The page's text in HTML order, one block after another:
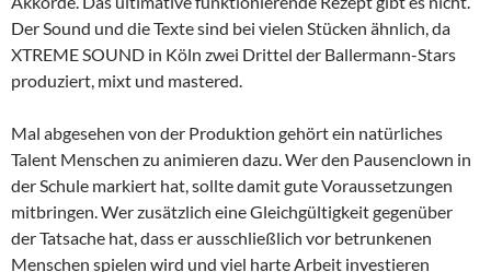
Der Sound und die Texte sind bei vielen Stücken ähnlich, da
XTREME SOUND in Köln zwei Drittel der Ballermann-Stars
produziert, mixt und mastered.
Mal abgesehen von der Produktion gehört ein natürliches
Talent Menschen zu animieren dazu. Wer den Pausenclown in
der Schule markiert hat, sollte damit gute Voraussetzungen
mitbringen. Wer zusätzlich eine Gleichgültigkeit gegenüber
der Tatsache hat, dass er ausschließlich vor betrunkenen
Menschen spielen wird und viel harte Arbeit investieren